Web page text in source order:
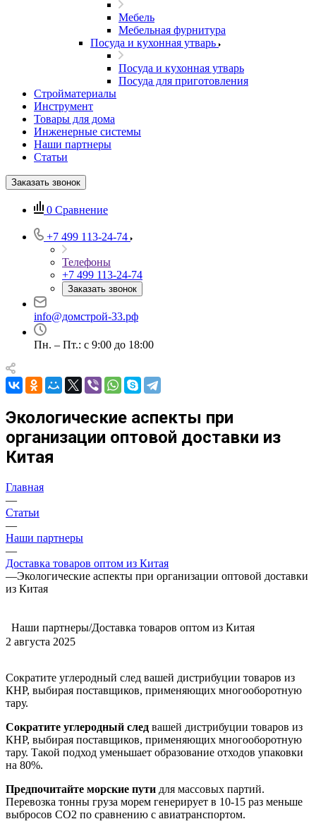
Мебель
Мебельная фурнитура
Посуда и кухонная утварь
Посуда и кухонная утварь
Посуда для приготовления
Стройматериалы
Инструмент
Товары для дома
Инженерные системы
Наши партнеры
Статьи
Заказать звонок
0 Сравнение
+7 499 113-24-74
Телефоны
+7 499 113-24-74
Заказать звонок
info@домстрой-33.рф
Пн. – Пт.: с 9:00 до 18:00
Экологические аспекты при
организации оптовой доставки из
Китая
Главная
—
Статьи
—
Наши партнеры
—
Доставка товаров оптом из Китая
—Экологические аспекты при организации оптовой доставки
из Китая
Наши партнеры/Доставка товаров оптом из Китая
2 августа 2025
Сократите углеродный след вашей дистрибуции товаров из
КНР, выбирая поставщиков, применяющих многооборотную
тару.
Сократите углеродный след вашей дистрибуции товаров из
КНР, выбирая поставщиков, применяющих многооборотную
тару. Такой подход уменьшает образование отходов упаковки
на 80%.
Предпочитайте морские пути для массовых партий.
Перевозка тонны груза морем генерирует в 10-15 раз меньше
выбросов CO2 по сравнению с авиатранспортом.